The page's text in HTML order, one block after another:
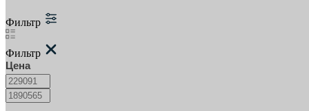
Фильтр
Фильтр
Цена